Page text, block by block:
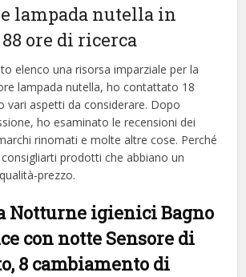
lampada nutella in
88 ore di ricerca
elenco una risorsa imparziale per la
lampada nutella, ​​ho contattato 18
vari aspetti da considerare. Dopo
ho esaminato le recensioni dei
rinomati e molte altre cose. Perché
prodotti che abbiano un
prezzo.
Notturne igienici Bagno
con notte Sensore di
8 cambiamento di